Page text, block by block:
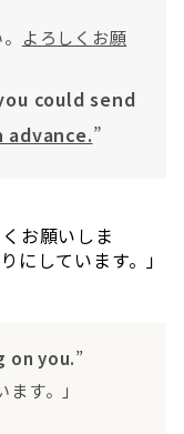
よろしくお願
could send
advance.”
お願いしま
にしています。」
on you.”
す。」